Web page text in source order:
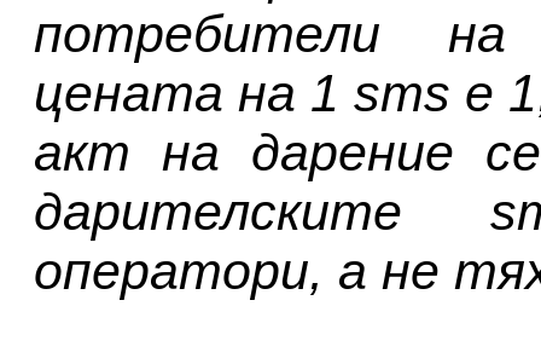
потребители на
цената на 1 sms е
акт на дарение
дарителските
оператори, а не